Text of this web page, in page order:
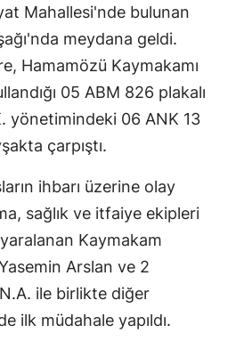
Mahallesi'nde bulunan
meydana geldi.
Hamamözü Kaymakamı
05 ABM 826 plakalı
yönetimindeki 06 ANK 13
çarpıştı.
ihbarı üzerine olay
sağlık ve itfaiye ekipleri
Kaymakam
Arslan ve 2
ile birlikte diğer
ilk müdahale yapıldı.